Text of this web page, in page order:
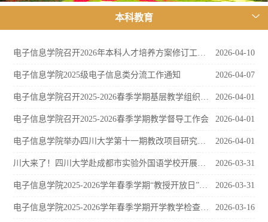
本科教育
2026-04-10
2026-04-07
电子信息学院2025级电子信息类分流工作通知
2026-04-01
2026-04-01
电子信息学院召开2025-2026春季学期教学督导工作会
2026-04-01
2026-03-31
2026-03-31
2026-03-16